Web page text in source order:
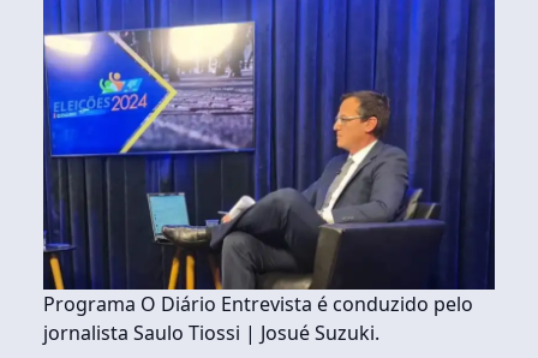
Programa O Diário Entrevista é conduzido pelo
jornalista Saulo Tiossi | Josué Suzuki.